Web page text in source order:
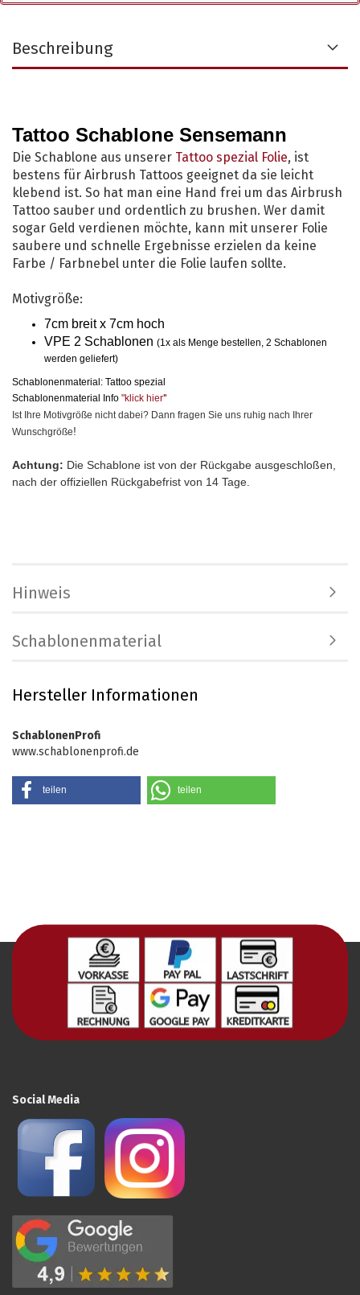
Beschreibung
Tattoo Schablone Sensemann
Die Schablone aus unserer Tattoo spezial Folie, ist
bestens für Airbrush Tattoos geeignet da sie leicht
klebend ist. So hat man eine Hand frei um das Airbrush
Tattoo sauber und ordentlich zu brushen. Wer damit
sogar Geld verdienen möchte, kann mit unserer Folie
saubere und schnelle Ergebnisse erzielen da keine
Farbe / Farbnebel unter die Folie laufen sollte.
Motivgröße:
7cm breit x 7cm hoch
VPE 2 Schablonen (1x als Menge bestellen, 2 Schablonen
werden geliefert)
Schablonenmaterial: Tattoo spezial
Schablonenmaterial Info "klick hier"
Ist Ihre Motivgröße nicht dabei? Dann fragen Sie uns ruhig nach Ihrer
Wunschgröße!
Achtung: Die Schablone ist von der Rückgabe ausgeschloßen,
nach der offiziellen Rückgabefrist von 14 Tage.
Hinweis
Schablonenmaterial
Hersteller Informationen
SchablonenProfi
www.schablonenprofi.de
teilen teilen
Social Media